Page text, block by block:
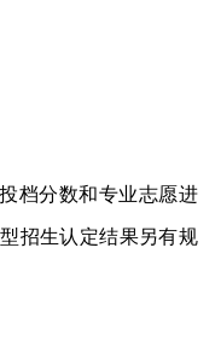
档分数和专业志愿进
招生认定结果另有规